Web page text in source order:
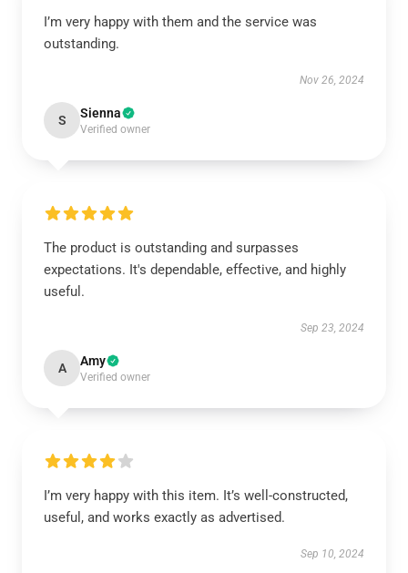
I’m very happy with them and the service was
outstanding.
Nov 26, 2024
S Sienna
Verified owner
The product is outstanding and surpasses
expectations. It's dependable, effective, and highly
useful.
Sep 23, 2024
A Amy
Verified owner
I’m very happy with this item. It’s well-constructed,
useful, and works exactly as advertised.
Sep 10, 2024